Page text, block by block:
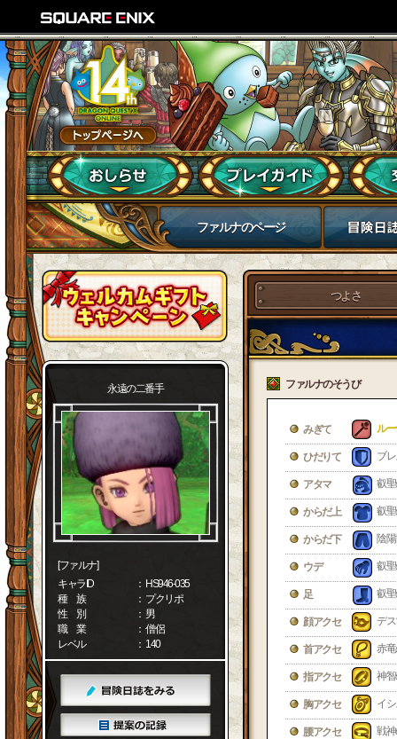
ファルナのページ
永遠の二番手
[ファルナ]
キャラID
： HS946-035
種 族
： プクリポ
性 別
： 男
職 業
： 僧侶
レベル
： 140
つよさ
ファルナのそうび
みぎて ル
ひだりて ブ
アタマ 叡
からだ上 叡
からだ下 陰
ウデ 叡
足 叡
顔アクセ デ
首アクセ 赤
指アクセ 神
胸アクセ イ
腰アクセ 戦